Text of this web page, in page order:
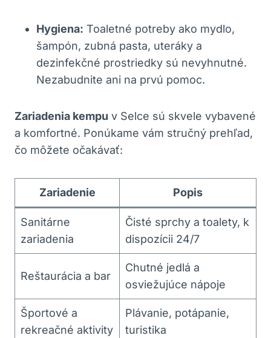
Hygiena: Toaletné potreby ako mydlo,
šampón, zubná pasta, uteráky a
dezinfekčné prostriedky sú nevyhnutné.
Nezabudnite ani na prvú pomoc.
Zariadenia kempu v Selce sú skvele vybavené
a komfortné. Ponúkame vám stručný prehľad,
čo môžete očakávať:
Zariadenie Popis
Sanitárne
zariadenia
Čisté sprchy a toalety, k
dispozícii 24/7
Reštaurácia a bar
Chutné jedlá a
osviežujúce nápoje
Športové a
rekreačné aktivity
Plávanie, potápanie,
turistika